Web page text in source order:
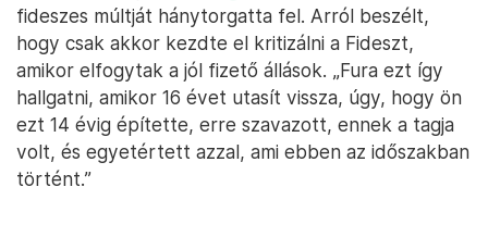
fideszes múltját hánytorgatta fel. Arról beszélt,
hogy csak akkor kezdte el kritizálni a Fideszt,
amikor elfogytak a jól fizető állások. „Fura ezt így
hallgatni, amikor 16 évet utasít vissza, úgy, hogy ön
ezt 14 évig építette, erre szavazott, ennek a tagja
volt, és egyetértett azzal, ami ebben az időszakban
történt.”